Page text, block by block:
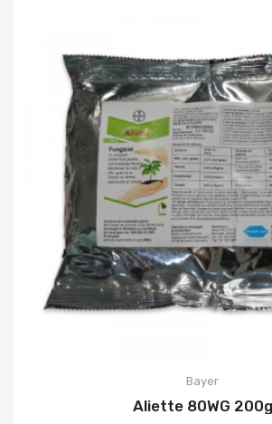
Bayer
Aliette 80WG 200g